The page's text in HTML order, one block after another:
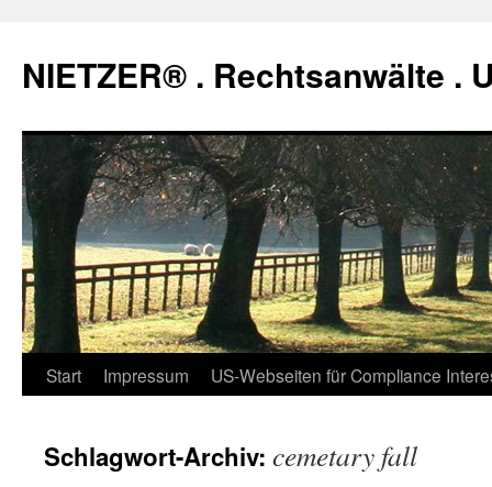
springen
NIETZER® . Rechtsanwälte .
Start Impressum US-Webseiten für Compliance
Schlagwort-Archiv: cemetary fall